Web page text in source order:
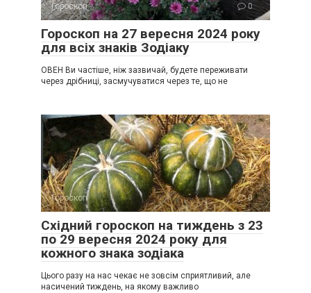
Гороскоп 0
Гороскоп на 27 вересня 2024 року
для всіх знаків Зодіаку
ОВЕН Ви частіше, ніж зазвичай, будете переживати
через дрібниці, засмучуватися через те, що не
Гороскоп 0
Східний гороскоп на тиждень з 23
по 29 вересня 2024 року для
кожного знака зодіака
Цього разу на нас чекає не зовсім сприятливий, але
насичений тиждень, на якому важливо